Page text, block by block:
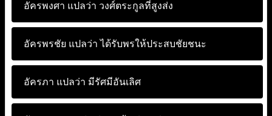
อัครพงศา แปลว่า วงศ์ตระกูลที่สูงส่ง
อัครพรชัย แปลว่า ได้รับพรให้ประสบชัยชนะ
อัครภา แปลว่า มีรัศมีอันเลิศ